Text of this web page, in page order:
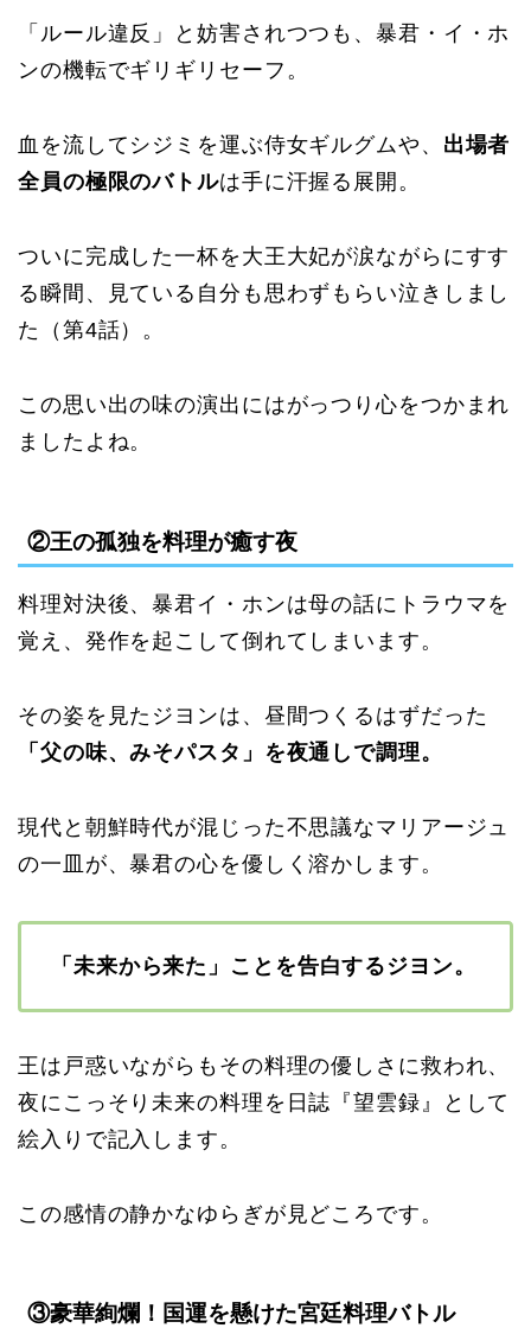
「ルール違反」と妨害されつつも、暴君・イ・ホ
ンの機転でギリギリセーフ。
血を流してシジミを運ぶ侍女ギルグムや、 出場者
全員の極限のバトルは手に汗握る展開。
ついに完成した一杯を大王大妃が涙ながらにすす
る瞬間、見ている自分も思わずもらい泣きしまし
た（第4話）。
この思い出の味の演出にはがっつり心をつかまれ
ましたよね。
②王の孤独を料理が癒す夜
料理対決後、暴君イ・ホンは母の話にトラウマを
覚え、発作を起こして倒れてしまいます。
その姿を見たジヨンは、昼間つくるはずだった
「父の味、みそパスタ」を夜通しで調理。
現代と朝鮮時代が混じった不思議なマリアージュ
の一皿が、暴君の心を優しく溶かします。
「未来から来た」ことを告白するジヨン。
王は戸惑いながらもその料理の優しさに救われ、
夜にこっそり未来の料理を日誌『望雲録』として
絵入りで記入します。
この感情の静かなゆらぎが見どころです。
③豪華絢爛！国運を懸けた宮廷料理バトル